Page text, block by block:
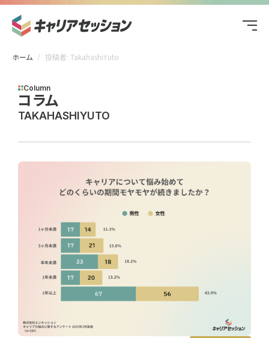
ホーム 投稿者: TakahashiYuto
Column
コラム
TAKAHASHIYUTO